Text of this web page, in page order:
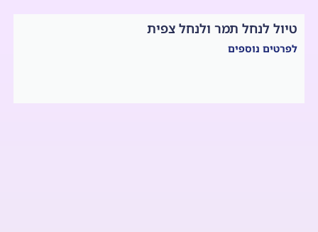
טיול לנחל תמר ולנחל צפית
לפרטים נוספים